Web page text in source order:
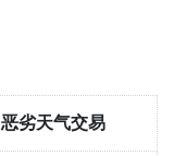
恶劣天气交易